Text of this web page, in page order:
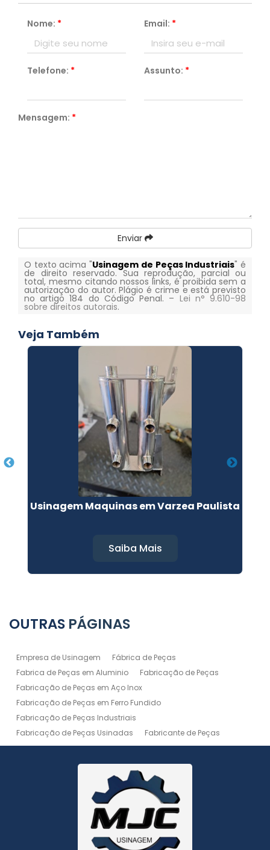
Nome: * Email: *
Telefone: * Assunto: *
Mensagem: *
Enviar
O texto acima "Usinagem de Peças Industriais" é
de direito reservado. Sua reprodução, parcial ou
total, mesmo citando nossos links, é proibida sem a
autorização do autor. Plágio é crime e está previsto
no artigo 184 do Código Penal. – Lei n° 9.610-98
sobre direitos autorais.
Veja Também
Usinagem Maquinas em Varzea Paulista
Saiba Mais
OUTRAS PÁGINAS
Empresa de Usinagem
Fábrica de Peças
Fabrica de Peças em Aluminio
Fabricação de Peças
Fabricação de Peças em Aço Inox
Fabricação de Peças em Ferro Fundido
Fabricação de Peças Industriais
Fabricação de Peças Usinadas
Fabricante de Peças
Fabricante de Peças de Máquinas
Manutenção de Máquina
Peças Usinadas
Serviço de Soldagem
Serviço de Usinagem
Serviço de Usinagem Pesada
Serviços de Usinagem CNC
Serviços de Usinagem de Peças
Serviços de Usinagem Tornearia e Solda
Usinagem